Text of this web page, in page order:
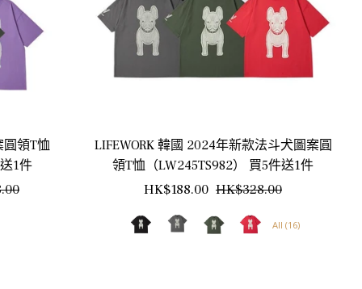
圓領T恤
1件
銷
LIFEWORK 韓國 2024年新款法斗犬圖案圓
領T恤（LW245TS982） 買5件送1件
正
常
價
HK$188.00 HK$328.00銷
All (16)